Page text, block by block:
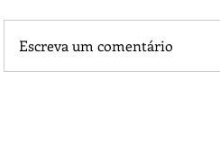
Escreva um comentário